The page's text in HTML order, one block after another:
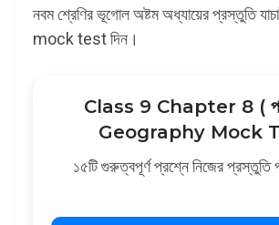
নবম শ্রেণির ভূগোল অষ্টম অধ্যায়ের প্রস্তুতি
mock test দিন।
Class 9 Chapter 8 (
Geography Mock
১৫টি গুরুত্বপূর্ণ প্রশ্নে নিজের প্রস্তুতি